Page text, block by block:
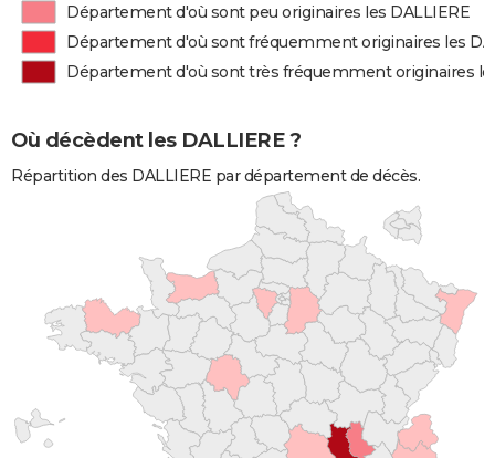
Département d'où sont peu originaires les DALLIERE
Département d'où sont fréquemment originaires les
Département d'où sont très fréquemment originaires
Où décèdent les DALLIERE ?
Répartition des DALLIERE par département de décès.